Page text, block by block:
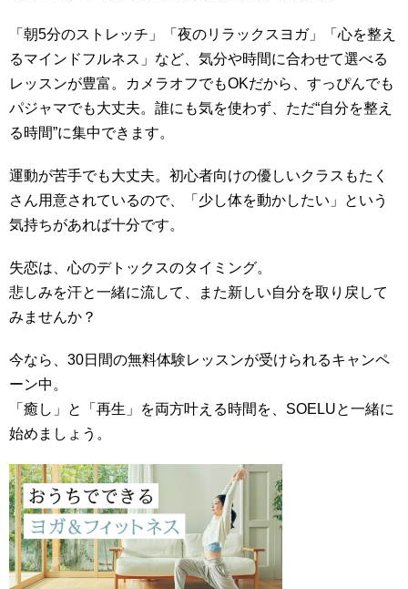
「朝5分のストレッチ」「夜のリラックスヨガ」「心を整え
るマインドフルネス」など、気分や時間に合わせて選べる
レッスンが豊富。カメラオフでもOKだから、すっぴんでも
パジャマでも大丈夫。誰にも気を使わず、ただ“自分を整え
る時間”に集中できます。
運動が苦手でも大丈夫。初心者向けの優しいクラスもたく
さん用意されているので、「少し体を動かしたい」という
気持ちがあれば十分です。
失恋は、心のデトックスのタイミング。
悲しみを汗と一緒に流して、また新しい自分を取り戻して
みませんか？
今なら、30日間の無料体験レッスンが受けられるキャンペ
ーン中。
「癒し」と「再生」を両方叶える時間を、SOELUと一緒に
始めましょう。